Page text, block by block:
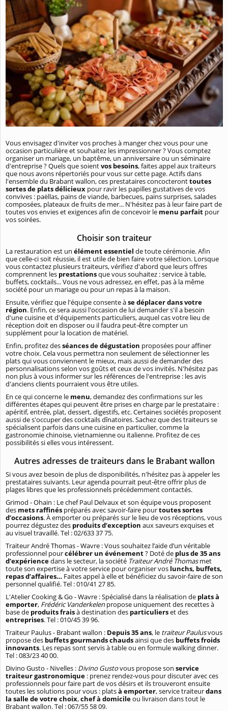
Vous envisagez d'inviter vos proches à manger chez vous pour une
occasion particulière et souhaitez les impressionner ? Vous comptez
organiser un mariage, un baptême, un anniversaire ou un séminaire
d'entreprise ? Quels que soientvos besoins, faites appel aux traiteurs
que nous avons répertoriés pour vous sur cette page. Actifs dans
l'ensemble du Brabant wallon, ces prestataires concocteronttoutes
sortes de platsdélicieux pour ravir les papilles gustatives de vos
convives : paëllas, pains de viande, barbecues, pains surprises, salades
composées, plateaux de fruits de mer... N'hésitez pas à leur faire part de
toutes vos envies et exigences afin de concevoir le menu parfait pour
vos soirées.
Choisir son traiteur
La restauration est un élément essentiel de toute cérémonie. Afin
que celle-ci soit réussie, il est utile de bien faire votre sélection. Lorsque
vous contactez plusieurs traiteurs, vérifiez d'abord que leurs offres
comprennent les prestationsque vous souhaitez : service à table,
buffets, cocktails... Vous ne vous adressez, en effet, pas à la même
société pour un mariage ou pour un repas à la maison.
Ensuite, vérifiez que l'équipe consente àse déplacer dans votre
région. Enfin, ce sera aussi l'occasion de lui demander s'il a besoin
d'une cuisine et d'équipements particuliers, auquel cas votre lieu de
réception doit en disposer ou il faudra peut-être compter un
supplément pour la location de matériel.
Enfin, profitez desséances de dégustation proposées pour affiner
votre choix. Cela vous permettra non seulement de sélectionner les
plats qui vous conviennent le mieux, mais aussi de demander des
personnalisations selon vos goûts et ceux de vos invités. N'hésitez pas
non plus à vous informer sur les références de l'entreprise : les avis
d'anciens clients pourraient vous être utiles.
En ce qui concerne le menu, demandez des confirmations sur les
différentes étapes qui peuvent être prises en charge par le prestataire :
apéritif, entrée, plat, dessert, digestifs, etc. Certaines sociétés proposent
aussi de s'occuper des cocktails dînatoires. Sachez que des traiteurs se
spécialisent parfois dans une cuisine en particulier, comme la
gastronomie chinoise, vietnamienne ou italienne. Profitez de ces
possibilités si elles vous intéressent.
Autres adresses de traiteurs dans le Brabant wallon
Si vous avez besoin de plus de disponibilités, n'hésitez pas à appeler les
prestataires suivants. Leur agenda pourrait peut-être offrir plus de
plages libres que les professionnels précédemment contactés.
Grimod - Ohain : Le chef Paul Delvaux et son équipe vous proposent
des mets raffinés préparés avec savoir-faire pourtoutes sortes
d’occasions. À emporter ou préparés sur le lieu de vos réceptions, vous
pourrez dégustez des produits d’exception aux saveurs exquises et
au visuel travaillé. Tel : 02/633 37 75.
Traiteur André Thomas - Wavre : Vous souhaitez l’aide d’un véritable
professionnel pourcélébrer un événement? Doté de plus de 35 ans
d’expériencedans le secteur, la société Traiteur André Thomasmet
toute son expertise à votre service pour organiser vos lunchs, buffets,
repas d’affaires… Faites appel à elle et bénéficiez du savoir-faire de son
personnel qualifié. Tel : 010/41 27 85.
L'Atelier Cooking & Go - Wavre : Spécialisé dans la réalisation de plats à
emporter, Frédéric Vanderkelenpropose uniquement des recettes à
base de produits fraisà destination des particulierset des
entreprises. Tel : 010/45 39 96.
Traiteur Paulus - Brabant wallon : Depuis 35 ans, le traiteur Paulusvous
propose des buffets gourmands chaudsainsi que des buffets froids
innovants. Les repas sont servis à table ou en formule walking dinner.
Tel : 083/23 40 00.
Divino Gusto - Nivelles : Divino Gustovous propose son service
traiteur gastronomique : prenez rendez-vous pour discuter avec ces
professionnels pour faire part de vos désirs et ils trouveront ensuite
toutes les solutions pour vous : platsà emporter,service traiteurdans
la salle de votre choix,chef à domicileou livraison dans tout le
Brabant wallon. Tel :067/55 58 09.